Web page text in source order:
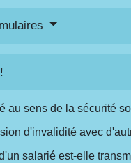
au sens de la sécurité
d'invalidité avec
salarié est-elle